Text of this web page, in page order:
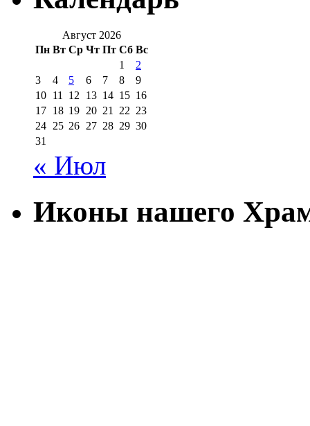
Август 2026
Пн Вт Ср Чт Пт Сб Вс
1
2
3
4 5 6 7 8
9
10 11 12 13 14 15 16
17 18 19 20 21 22 23
24 25 26 27 28 29 30
31
« Июл
Иконы нашего